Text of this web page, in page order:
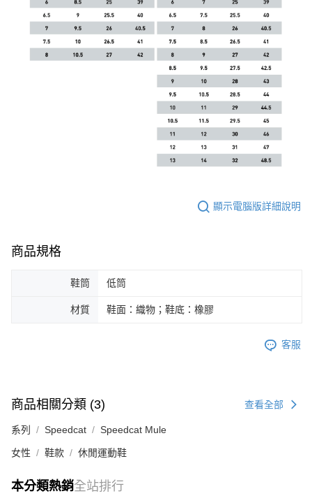
顯示電腦版詳細說明
商品規格
鞋筒 低筒
材質 鞋面：織物；鞋底：橡膠
客服
商品相關分類 (3) 查看全部
系列 Speedcat Speedcat Mule
女性 鞋款 休閒運動鞋
本分類熱銷全站排行